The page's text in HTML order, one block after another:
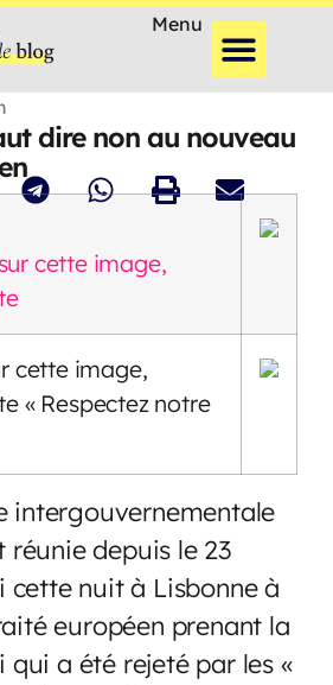
Menu
dire non au nouveau
cette image,
« Respectez notre
intergouvernementale
réunie depuis le 23
cette nuit à Lisbonne à
européen prenant la
qui a été rejeté par les «